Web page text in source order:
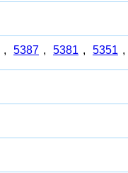
, 5387 , 5381 , 5351 ,